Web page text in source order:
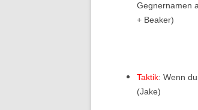
Gegnernamen
+ Beaker)
Taktik: Wenn
(Jake)